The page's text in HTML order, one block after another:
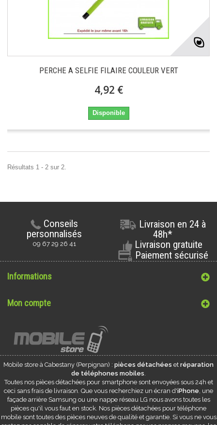
PERCHE A SELFIE FILAIRE COULEUR VERT
4,92 €
Disponible
Résultats 1 - 2 sur 2.
Conseils
personnalisés
09 67 29 26 41
Livraison en 24 à
48h*
Livraison gratuite
Paiement sécurisé
Informations
Mon compte
Mobile store à Cabestany (Perpignan) : pièces détachées et réparation
de téléphones mobiles.
Toutes nos pièces détachées pour smartphone sont envoyées sous 24h et
ceci sans frais de livraison. Que vous recherchiez un écran d'iPhone, une
façade arrière Samsung ou une nappe réseau LG nous avons toutes les
pièces qu'il vous faut en stock. Nos pièces détachées pour téléphone
mobile sont toutes des pièces neuves de qualité et garantie. Si vous ne vous